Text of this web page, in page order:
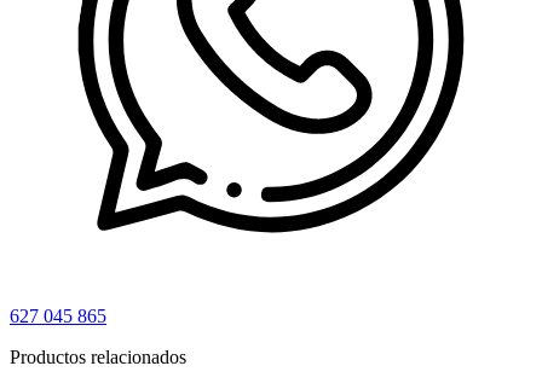
627 045 865
Productos relacionados